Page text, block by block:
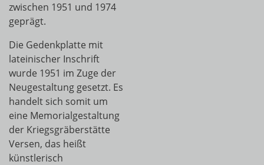
zwischen 1951 und 1974
geprägt.
Die Gedenkplatte mit
lateinischer Inschrift
wurde 1951 im Zuge der
Neugestaltung gesetzt. Es
handelt sich somit um
eine Memorialgestaltung
der Kriegsgräberstätte
Versen, das heißt
künstlerisch